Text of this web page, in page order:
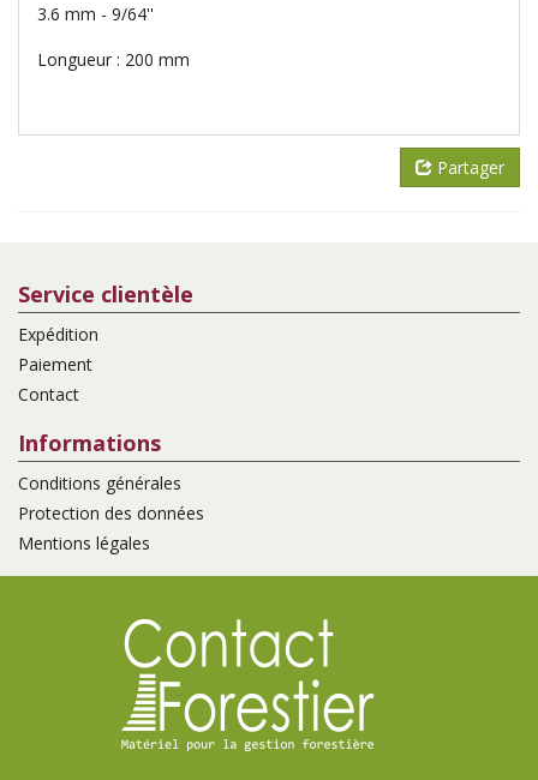
3.6 mm - 9/64''
Longueur : 200 mm
Partager
Service clientèle
Expédition
Paiement
Contact
Informations
Conditions générales
Protection des données
Mentions légales